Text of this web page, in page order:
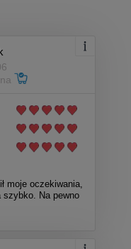
moje oczekiwania,
szybko. Na pewno